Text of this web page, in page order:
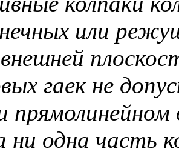
или
гаек не
ни одна часть